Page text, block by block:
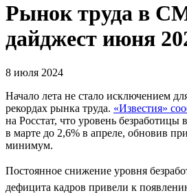
Рынок труда в
дайджест июня
8 июля 2024
Начало лета не стало исключением
рекордах рынка труда. «Известия»
на Росстат, что уровень безработицы
в марте до 2,6% в апреле, обновив
минимум.
Постоянное снижение уровня
дефицита кадров привели к